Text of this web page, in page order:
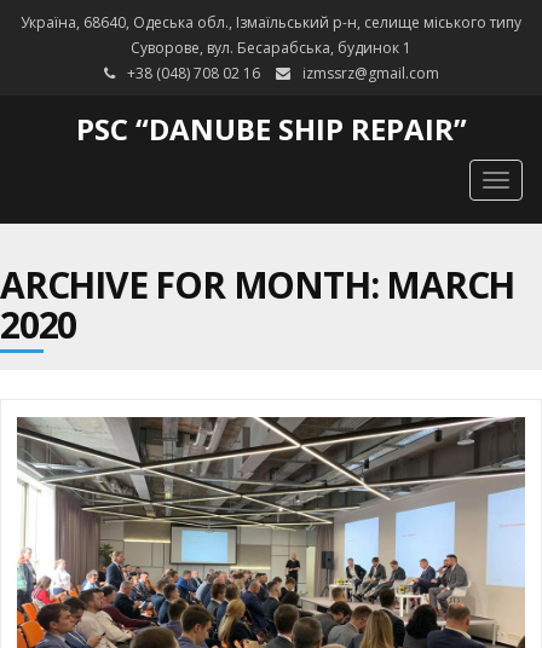
Україна, 68640, Одеська обл., Ізмаїльський р-н, селище міського типу
Суворове, вул. Бесарабська, будинок 1
+38 (048) 708 02 16
izmssrz@gmail.com
PSC “DANUBE SHIP REPAIR”
ARCHIVE FOR MONTH: MARCH
2020